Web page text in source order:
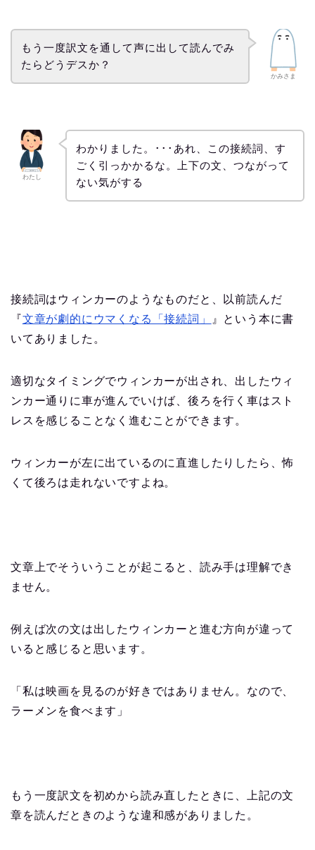
かみさま
もう一度訳文を通して声に出して読んでみ
たらどうデスか？
わたし
わかりました。･･･あれ、この接続詞、す
ごく引っかかるな。上下の文、つながって
ない気がする
接続詞はウィンカーのようなものだと、以前読んだ
『文章が劇的にウマくなる「接続詞」
』という本に書
いてありました。
適切なタイミングでウィンカーが出され、出したウィ
ンカー通りに車が進んでいけば、後ろを行く車はスト
レスを感じることなく進むことができます。
ウィンカーが左に出ているのに直進したりしたら、怖
くて後ろは走れないですよね。
文章上でそういうことが起こると、読み手は理解でき
ません。
例えば次の文は出したウィンカーと進む方向が違って
いると感じると思います。
「私は映画を見るのが好きではありません。なので、
ラーメンを食べます」
もう一度訳文を初めから読み直したときに、上記の文
章を読んだときのような違和感がありました。